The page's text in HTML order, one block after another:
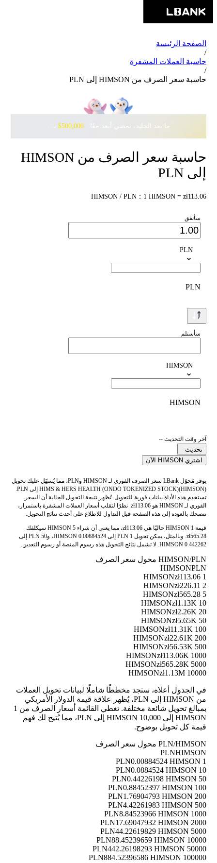
الصفحة الرئيسة
/
حاسبة العملات المشفرة
/
حاسبة سعر الصرف من HIMSON إلى PLN
ما بعد الجليد، نمضي أبعد معًا · ‎ $500,000بانتظارك مع Pudgy Penguins
حاسبة سعر الصرف من HIMSON
إلى PLN
HIMSON / PLN：1 HIMSON = zł113.06
سأنفق
PLN
PLN
سأستلم
HIMSON
HIMSON
آخر وقت التحديث --
تحديث
اشتري HIMSON الآن
يوفر مُحوّل LBank سعر الصرف الفوري لـ HIMSON وPLN، مما يُسهّل عليك تحويل
HIMS & HERS HEALTH (ONDO TOKENIZED STOCK)(HIMSON) إلى PLN.
تستخدم هذه الأداة بيانات فورية للتحويل. تُظهر نتيجة التحويل الحالية أن السعر
الفوري لـ HIMSON هو zł113.06. نظرًا لتقلب أسعار العملات المشفرة باستمرار،
ننصحك بالعودة إلى هذه الصفحة قبل التداول للاطلاع على أحدث نتائج التحويل.
قيمة 1 HIMSON حاليًا هي zł113.06، مما يعني أن شراء 5 HIMSON سيكلفك
zł565.28. وبالمثل، يمكن تحويل 1 PLN إلى 0.00884524 HIMSON، و50 PLN إلى
0.442262 HIMSON. لا تشمل نتائج التحويل هذه رسوم المنصة أو رسوم التعدين.
HIMSON/PLN محول سعر الصرف
HIMSONPLN
1 HIMSON
zł113.06
2 HIMSON
zł226.11
5 HIMSON
zł565.28
10 HIMSON
zł1.13K
20 HIMSON
zł2.26K
50 HIMSON
zł5.65K
100 HIMSON
zł11.31K
200 HIMSON
zł22.61K
500 HIMSON
zł56.53K
1000 HIMSON
zł113.06K
5000 HIMSON
zł565.28K
10000 HIMSON
zł1.13M
في الجدول أعلاه، ستجد مخططًا شاملًا لبيانات تحويل العملات
من HIMSON إلى PLN، يُظهر علاقة قيمة الدولار الأمريكي
بمبالغ تحويل شائعة مختلفة. تغطي القائمة أسعار الصرف من 1
HIMSON إلى 10,000 HIMSON إلى PLN، مما يُتيح لك فهم
قيمة كل تحويل بوضوح.
PLN/HIMSON محول سعر الصرف
PLNHIMSON
1 PLN
0.00884524 HIMSON
10 PLN
0.0884524 HIMSON
50 PLN
0.44226198 HIMSON
100 PLN
0.88452397 HIMSON
200 PLN
1.76904793 HIMSON
500 PLN
4.42261983 HIMSON
1000 PLN
8.84523966 HIMSON
2000 PLN
17.69047932 HIMSON
5000 PLN
44.22619829 HIMSON
10000 PLN
88.45239659 HIMSON
50000 PLN
442.26198293 HIMSON
100000 PLN
884.52396586 HIMSON